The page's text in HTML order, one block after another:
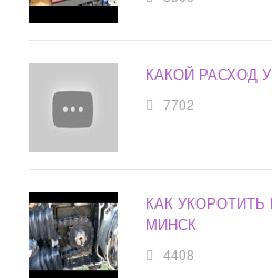
КАКОЙ РАСХОД
7702
КАК
МИНСК
4408